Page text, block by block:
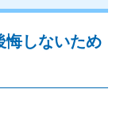
悔しないため